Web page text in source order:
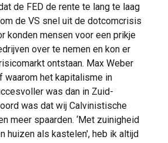
de FED de rente te lang te laag
de VS snel uit de dotcomcrisis
konden mensen voor een prikje
over te nemen en kon er
ontstaan. Max Weber
waarom het kapitalisme in
was dan in Zuid-
was dat wij Calvinistische
meer spaarden. ‘Met zuinigheid
huizen als kastelen', heb ik altijd